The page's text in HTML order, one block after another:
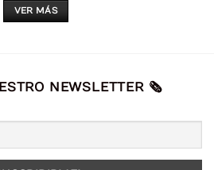
VER MÁS
múltiples
variantes.
se
pueden
NEWSLETTER 🗞️